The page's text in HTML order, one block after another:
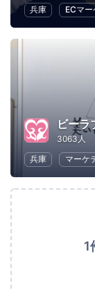
兵庫
ECマ
ビーラ
3063人
兵庫
マーケ
1